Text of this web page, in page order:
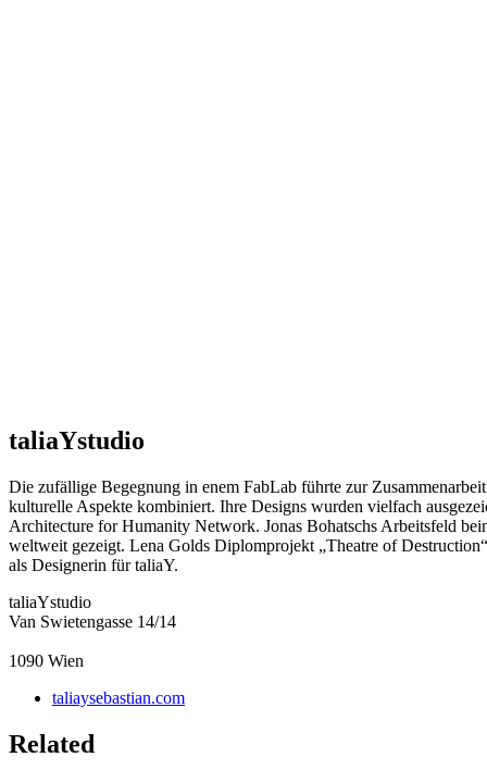
taliaYstudio
Die zufällige Begegnung in enem FabLab führte zur
kulturelle Aspekte kombiniert. Ihre Designs wurden vielfach
Architecture for Humanity Network. Jonas Bohatschs Arbeitsfeld
weltweit gezeigt. Lena Golds Diplomprojekt „Theatre of
als Designerin für taliaY.
taliaYstudio
Van Swietengasse 14/14
1090 Wien
taliaysebastian.com
Related